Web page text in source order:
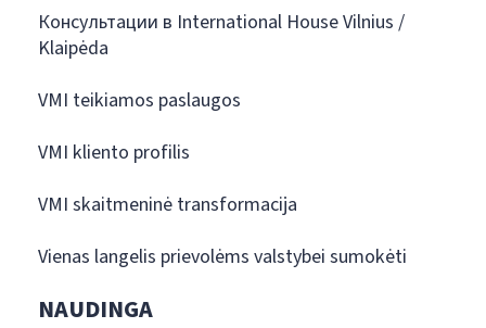
Консультации в International House Vilnius /
Klaipėda
VMI teikiamos paslaugos
VMI kliento profilis
VMI skaitmeninė transformacija
Vienas langelis prievolėms valstybei sumokėti
NAUDINGA